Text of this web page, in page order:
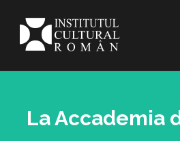
La Accademia